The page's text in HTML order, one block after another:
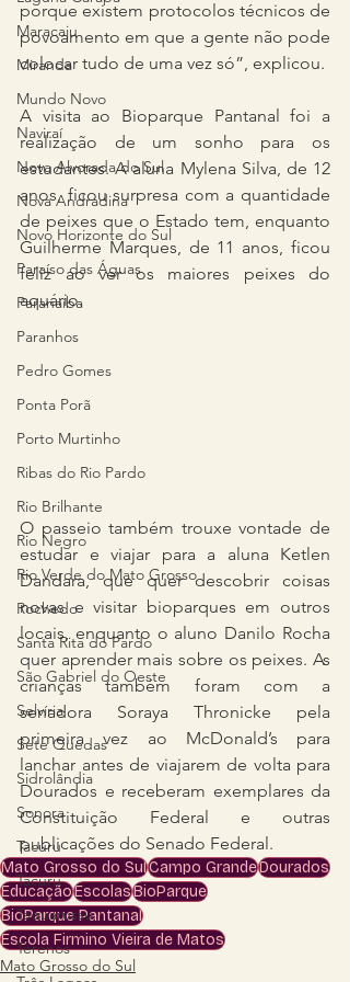
Maracaju
Miranda
Mundo Novo
Naviraí
Nova Alvorada do Sul
Nova Andradina
Novo Horizonte do Sul
Paraíso das Águas
Paranaíba
Paranhos
Pedro Gomes
Ponta Porã
Porto Murtinho
Ribas do Rio Pardo
Rio Brilhante
Rio Negro
Rio Verde do Mato Grosso
Rochedo
Santa Rita do Pardo
São Gabriel do Oeste
Selvíria
Sete Quedas
Sidrolândia
Sonora
Tacuru
Tacuru
Taquarussu
Terenos
porque existem protocolos técnicos de
povoamento em que a gente não pode
colocar tudo de uma vez só”, explicou.
A visita ao Bioparque Pantanal foi a
realização de um sonho para os
estudantes. A aluna Mylena Silva, de 12
anos, ficou surpresa com a quantidade
de peixes que o Estado tem, enquanto
Guilherme Marques, de 11 anos, ficou
feliz ao ver os maiores peixes do
aquário.
O passeio também trouxe vontade de
estudar e viajar para a aluna Ketlen
Dandara, que quer descobrir coisas
novas e visitar bioparques em outros
locais, enquanto o aluno Danilo Rocha
quer aprender mais sobre os peixes. As
crianças também foram com a
senadora Soraya Thronicke pela
primeira vez ao McDonald’s para
lanchar antes de viajarem de volta para
Dourados e receberam exemplares da
Constituição Federal e outras
publicações do Senado Federal.
Mato Grosso do SulCampo GrandeDourados
EducaçãoEscolasBioParque
BioParque Pantanal
Escola Firmino Vieira de Matos
Mato Grosso do Sul